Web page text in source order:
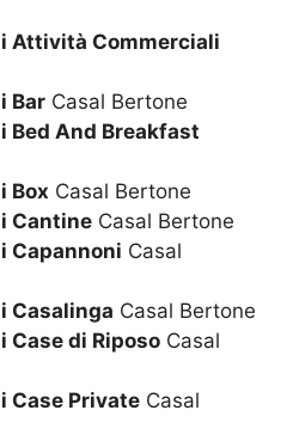
Attività Commerciali
Bar Casal Bertone
Bed And Breakfast
Box Casal Bertone
Cantine Casal Bertone
Capannoni Casal
Casalinga Casal Bertone
di Riposo Casal
Case Private Casal